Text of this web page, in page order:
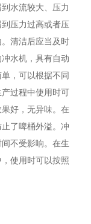
水流较大、压力
压力过高或者压
清洁后应当及时
水机，具有自动
，可以根据不同
过程中使用时可
好，无异味。在
了啤桶外溢。冲
不受影响。在生
使用时可以按照